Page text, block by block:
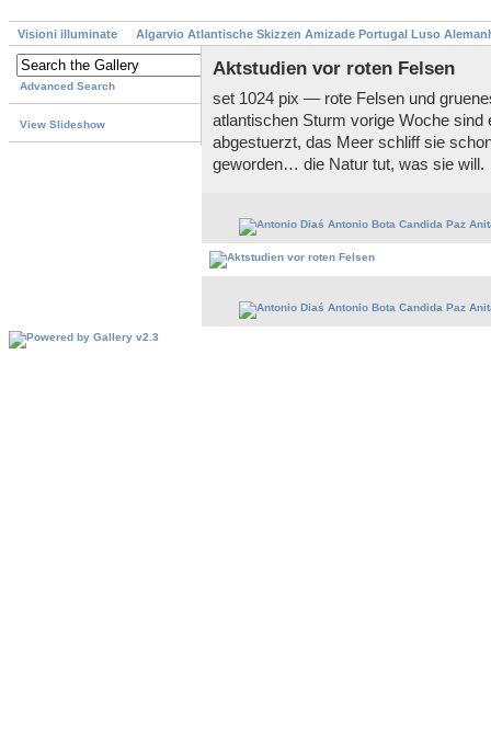
Visioni illuminate Algarvio Atlantische Skizzen Amizade Portugal Luso
Advanced Search
View Slideshow
Aktstudien vor roten Felsen
set 1024 pix — rote Felsen und
atlantischen Sturm vorige Woche
abgestuerzt, das Meer schliff sie
geworden… die Natur tut, was sie will.